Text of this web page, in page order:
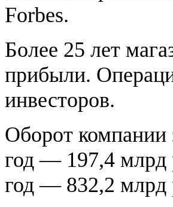
Forbes.
Более 25 лет
прибыли.
инвесторов.
Оборот компании
год — 197,4 млрд
год — 832,2 млрд